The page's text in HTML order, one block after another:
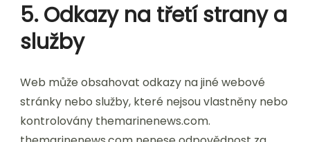
5. Odkazy na třetí strany a
služby
Web může obsahovat odkazy na jiné webové
stránky nebo služby, které nejsou vlastněny nebo
kontrolovány themarinenews.com.